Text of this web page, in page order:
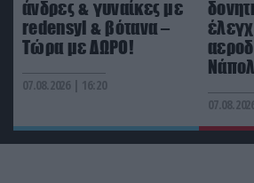
«Σεισμός» στις τάξεις του
«μεγαθήριο» προσέλκυσε τον
(βίντεο)
CELEBRITIES 17:51
Η Μ.Μενούνος μαγεύτηκε
«Ταξίδι που δεν θα ξεχάσω
άνδρες & γυναίκες με
redensyl & βότανα –
Τώρα με ΔΩΡΟ!
07.08.2026 | 16:20